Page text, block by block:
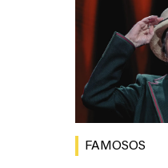
FAMOSOS